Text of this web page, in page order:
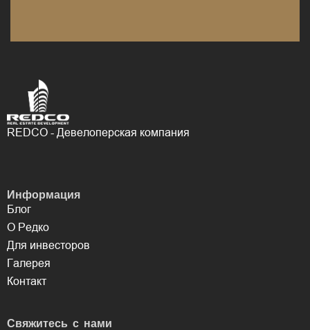
REDCO - Девелоперская компания
Информация
Блог
О Редко
Для инвесторов
Галерея
Контакт
Свяжитесь с нами